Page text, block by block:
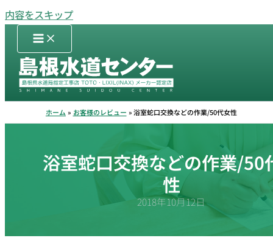
内容をスキップ
ホーム お客様のレビュー 浴室蛇口交換などの作業/50代女性
浴室蛇口交換などの作業/50
性
2018年10月12日